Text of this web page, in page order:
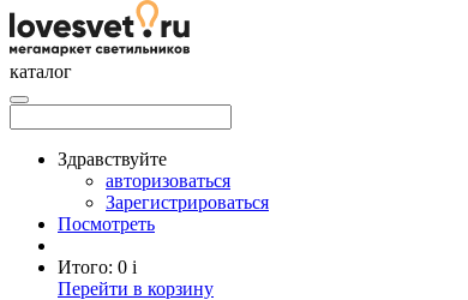
каталог
Здравствуйте
авторизоваться
Зарегистрироваться
Посмотреть
Итого: 0 i
Перейти в корзину